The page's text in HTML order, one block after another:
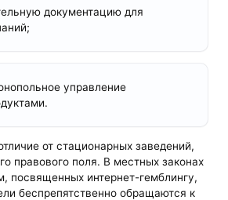
документацию для
управление
от стационарных заведений,
правового поля. В местных законах
посвященных интернет-гемблингу,
беспрепятственно обращаются к